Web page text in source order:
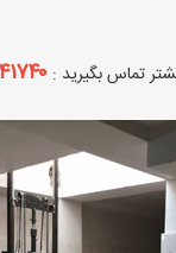
تماس بگیرید :